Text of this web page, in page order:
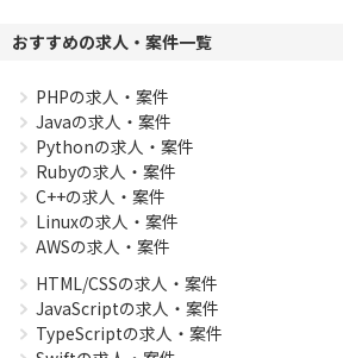
おすすめの求人・案件一覧
PHPの求人・案件
Javaの求人・案件
Pythonの求人・案件
Rubyの求人・案件
C++の求人・案件
Linuxの求人・案件
AWSの求人・案件
HTML/CSSの求人・案件
JavaScriptの求人・案件
TypeScriptの求人・案件